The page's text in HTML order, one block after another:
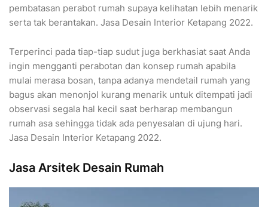
pembatasan perabot rumah supaya kelihatan lebih menarik
serta tak berantakan. Jasa Desain Interior Ketapang 2022.
Terperinci pada tiap-tiap sudut juga berkhasiat saat Anda
ingin mengganti perabotan dan konsep rumah apabila
mulai merasa bosan, tanpa adanya mendetail rumah yang
bagus akan menonjol kurang menarik untuk ditempati jadi
observasi segala hal kecil saat berharap membangun
rumah asa sehingga tidak ada penyesalan di ujung hari.
Jasa Desain Interior Ketapang 2022.
Jasa Arsitek Desain Rumah